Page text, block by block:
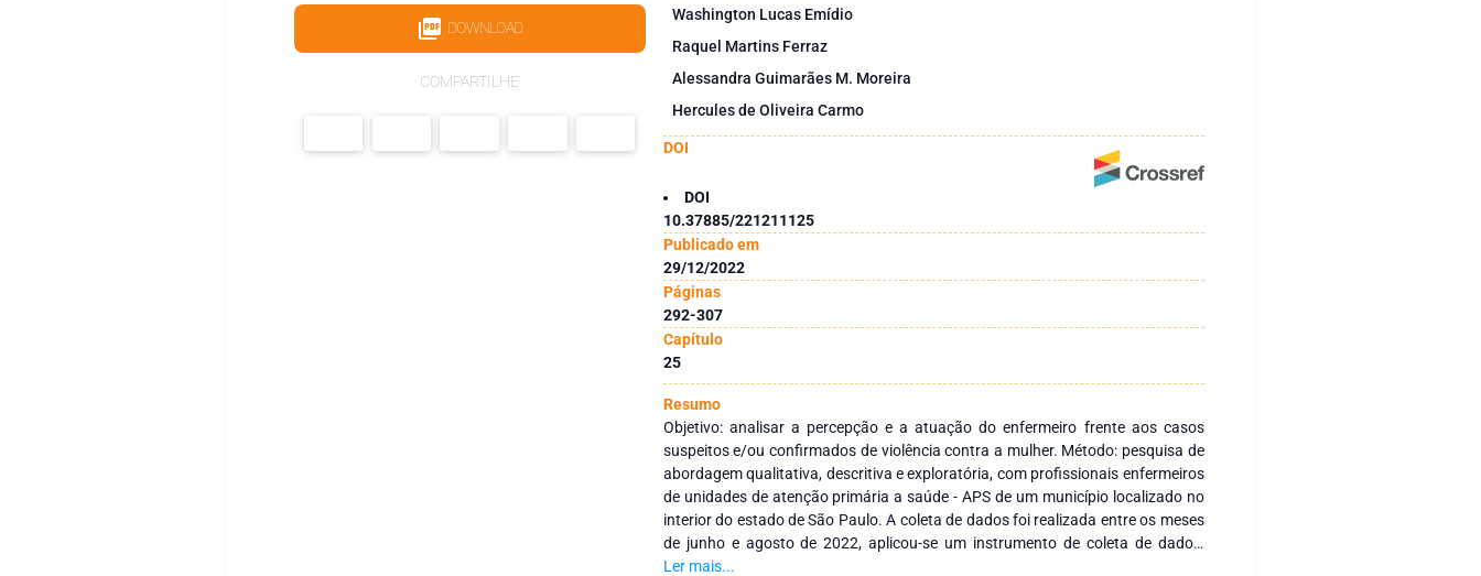
DOWNLOAD
COMPARTILHE
Washington Lucas Emídio
Raquel Martins Ferraz
Alessandra Guimarães M. Moreira
Hercules de Oliveira Carmo
DOI
DOI
10.37885/221211125
Publicado em
29/12/2022
Páginas
292-307
Capítulo
25
Resumo
Objetivo: analisar a percepção e a atuação do enfermeiro frente aos casos
suspeitos e/ou confirmados de violência contra a mulher. Método: pesquisa de
abordagem qualitativa, descritiva e exploratória, com profissionais enfermeiros
de unidades de atenção primária a saúde - APS de um município localizado no
interior do estado de São Paulo. A coleta de dados foi realizada entre os meses
de junho e agosto de 2022, aplicou-se um instrumento de coleta de dados,
contendo duas partes: a primeira com informações sociodemográficas e
Ler mais...